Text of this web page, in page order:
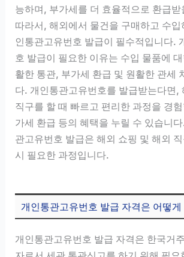
능하며, 부가세를 더 효율적으로 환급
따라서, 해외에서 물건을 구매하고 수입
인통관고유번호 발급이 필수적입니다.
호 발급이 필요한 이유는 수입 물품에
활한 통관, 부가세 환급 및 원활한 관세
다. 개인통관고유번호를 발급받는다면,
직구를 할 때 빠르고 편리한 과정을 경
가세 환급 등의 혜택을 누릴 수 있습니
관고유번호 발급은 해외 쇼핑 및 해외
시 필요한 과정입니다.
개인통관고유번호 발급 자격은 어떻게
개인통관고유번호 발급 자격은 한국거